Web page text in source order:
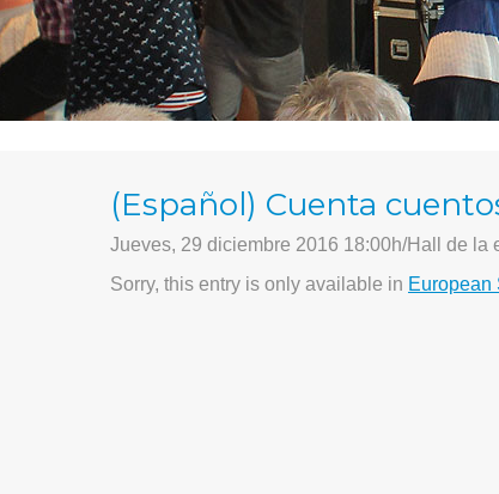
(Español) Cuenta
Jueves, 29 diciembre 2016 18:00h/Hall de la
Sorry, this entry is only available in European